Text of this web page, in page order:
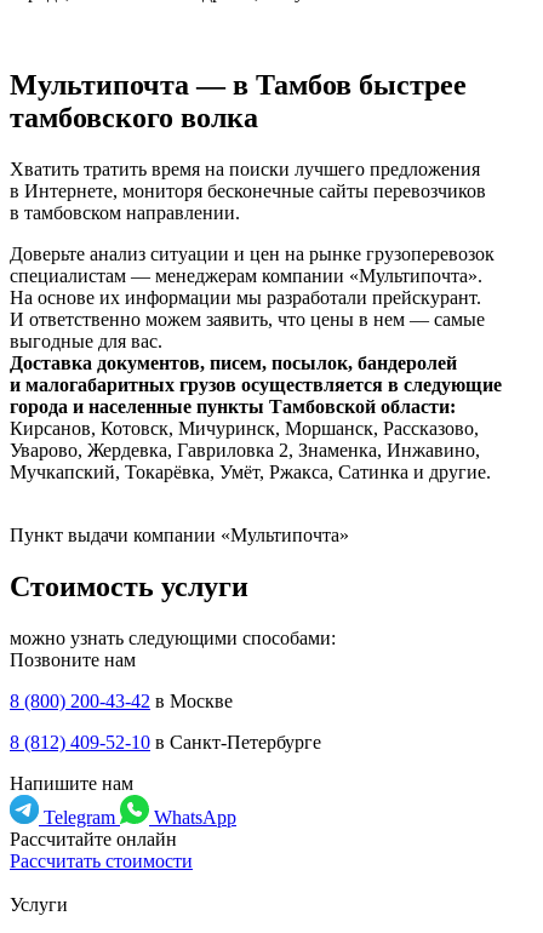
Мультипочта — в Тамбов быстрее
тамбовского волка
Хватить тратить время на поиски лучшего предложения
в Интернете, мониторя бесконечные сайты перевозчиков
в тамбовском направлении.
Доверьте анализ ситуации и цен на рынке грузоперевозок
специалистам — менеджерам компании «Мультипочта».
На основе их информации мы разработали прейскурант.
И ответственно можем заявить, что цены в нем — самые
выгодные для вас.
Доставка документов, писем, посылок, бандеролей
и малогабаритных грузов осуществляется в следующие
города и населенные пункты Тамбовской области:
Кирсанов, Котовск, Мичуринск, Моршанск, Рассказово‎,
Уварово, Жердевка, Гавриловка 2, Знаменка, Инжавино,
Мучкапский, Токарёвка, Умёт, Ржакса, Сатинка и другие.
Пункт выдачи компании «Мультипочта»
Стоимость услуги
можно узнать следующими способами:
Позвоните нам
8 (800) 200-43-42 в Москве
8 (812) 409-52-10 в Санкт-Петербурге
Напишите нам
Telegram
WhatsApp
Рассчитайте онлайн
Рассчитать стоимости
Услуги